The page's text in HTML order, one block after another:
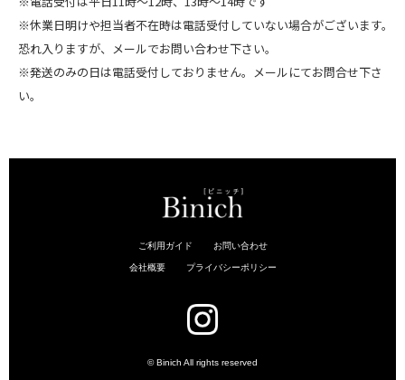
※休業日明けや担当者不在時は電話受付していない場合がございます。
恐れ入りますが、メールでお問い合わせ下さい。
※発送のみの日は電話受付しておりません。メールにてお問合せ下さ
い。